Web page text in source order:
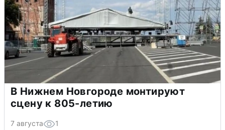
В Нижнем Новгороде монтируют
сцену к 805-летию
7 августа 1